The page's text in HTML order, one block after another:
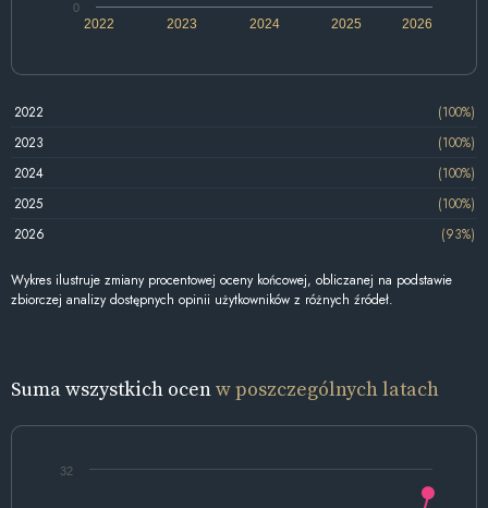
2022 2024 2026
2023 2025
0
2022
(100%)
2023
(100%)
2024
(100%)
2025
(100%)
2026
(93%)
Wykres ilustruje zmiany procentowej oceny końcowej, obliczanej na podstawie
zbiorczej analizy dostępnych opinii użytkowników z różnych źródeł.
Suma wszystkich ocenw poszczególnych latach
32